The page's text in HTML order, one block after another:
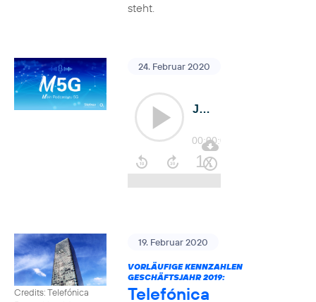
steht.
24. Februar 2020
Credits: Telefónica
19. Februar 2020
VORLÄUFIGE KENNZAHLEN
GESCHÄFTSJAHR 2019:
Telefónica